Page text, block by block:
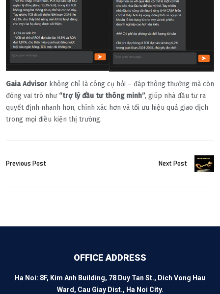
Gaia Advisor không chỉ là công cụ hỏi – đáp thông thường mà còn
đóng vai trò như “trợ lý đầu tư thông minh”, giúp nhà đầu tư ra
quyết định nhanh hơn, chính xác hơn và tối ưu hiệu quả giao dịch
trong mọi điều kiện thị trường.
Previous Post Next Post
OFFICE ADDRESS
Ha Noi: 8F, Kim Anh Building, 78 Duy Tan St., Dich Vong Hau
Ward, Cau Giay Dist., Ha Noi City.